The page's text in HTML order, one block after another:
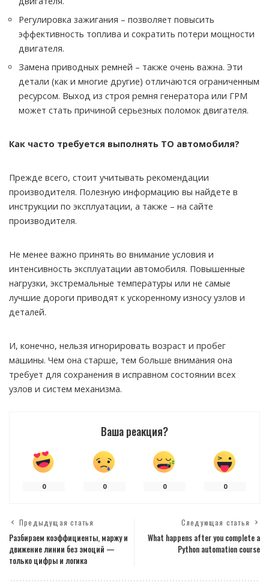
Регулировка зажигания – позволяет повысить
эффективность топлива и сократить потери мощности
двигателя.
Замена приводных ремней – также очень важна. Эти
детали (как и многие другие) отличаются ограниченным
ресурсом. Выход из строя ремня генератора или ГРМ
может стать причиной серьезных поломок двигателя.
Как часто требуется выполнять ТО автомобиля?
Прежде всего, стоит учитывать рекомендации
производителя. Полезную информацию вы найдете в
инструкции по эксплуатации, а также – на сайте
производителя.
Не менее важно принять во внимание условия и
интенсивность эксплуатации автомобиля. Повышенные
нагрузки, экстремальные температуры или не самые
лучшие дороги приводят к ускоренному износу узлов и
деталей.
И, конечно, нельзя игнорировать возраст и пробег
машины. Чем она старше, тем больше внимания она
требует для сохранения в исправном состоянии всех
узлов и систем механизма.
Ваша реакция?
0 0 0 0
Предыдущая статья
Разбираем коэффициенты, маржу и
движение линии без эмоций —
только цифры и логика
Следующая статья
What happens after you complete a
Python automation course